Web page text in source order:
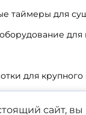
таймеры для
для
для крупного
сайт, вы